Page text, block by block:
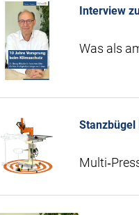
Interview
Was als
Stanzbügel